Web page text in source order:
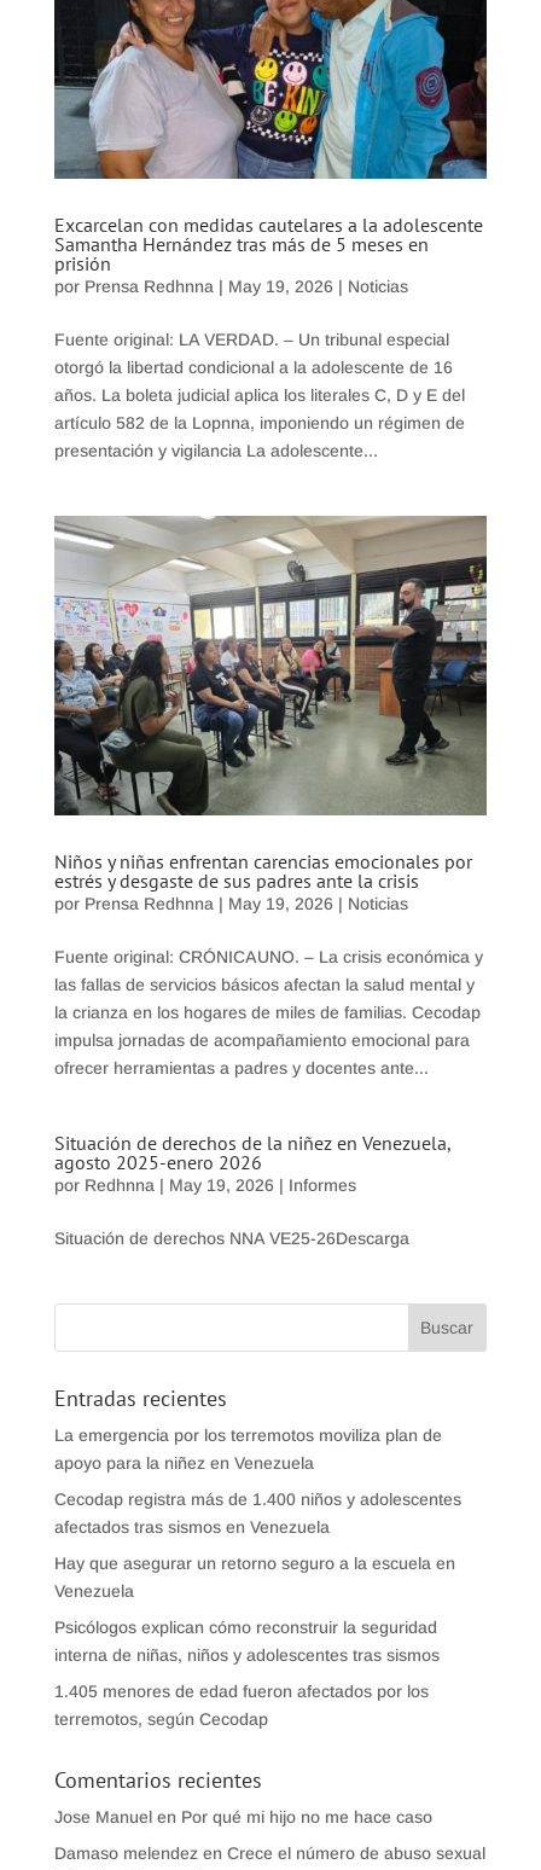
Excarcelan con medidas cautelares a la adolescente
Samantha Hernández tras más de 5 meses en
prisión
por Prensa Redhnna| May 19, 2026 | Noticias
Fuente original: LA VERDAD. – Un tribunal especial
otorgó la libertad condicional a la adolescente de 16
años. La boleta judicial aplica los literales C, D y E del
artículo 582 de la Lopnna, imponiendo un régimen de
presentación y vigilancia La adolescente...
Niños y niñas enfrentan carencias emocionales por
estrés y desgaste de sus padres ante la crisis
por Prensa Redhnna| May 19, 2026 | Noticias
Fuente original: CRÓNICAUNO. – La crisis económica y
las fallas de servicios básicos afectan la salud mental y
la crianza en los hogares de miles de familias. Cecodap
impulsa jornadas de acompañamiento emocional para
ofrecer herramientas a padres y docentes ante...
Situación de derechos de la niñez en Venezuela,
agosto 2025-enero 2026
por Redhnna| May 19, 2026 | Informes
Situación de derechos NNA VE25-26Descarga
Entradas recientes
La emergencia por los terremotos moviliza plan de
apoyo para la niñez en Venezuela
Cecodap registra más de 1.400 niños y adolescentes
afectados tras sismos en Venezuela
Hay que asegurar un retorno seguro a la escuela en
Venezuela
Psicólogos explican cómo reconstruir la seguridad
interna de niñas, niños y adolescentes tras sismos
1.405 menores de edad fueron afectados por los
terremotos, según Cecodap
Comentarios recientes
Jose Manuelen Por qué mi hijo no me hace caso
Damaso melendezen Crece el número de abuso sexual